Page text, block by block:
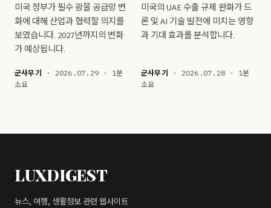
미국 정부가 필수 광물 공급망 변
화에 대해 산업과 협력할 의지를
보였습니다. 2027년까지의 변화
가 예상됩니다.
군사무기
· 2026.07.29 · 1분
소요
미국의 UAE 수출 규제 완화가 드
론 및 AI 기술 발전에 미치는 영향
과 기대 효과를 분석합니다.
군사무기
· 2026.07.28 · 1분
소요
LUXDIGEST
뉴스, 여행, 생활정보 관련 웹사이트